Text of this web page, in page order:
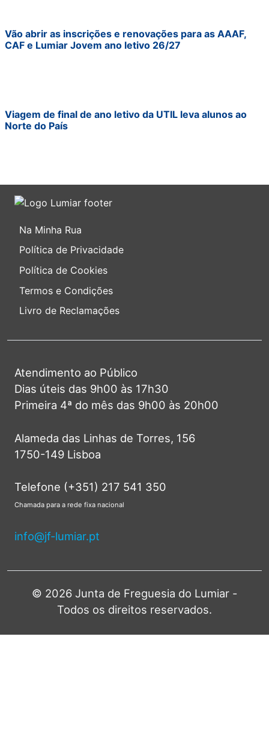
Vão abrir as inscrições e renovações para as AAAF,
CAF e Lumiar Jovem ano letivo 26/27
Viagem de final de ano letivo da UTIL leva alunos ao
Norte do País
Na Minha Rua
Política de Privacidade
Política de Cookies
Termos e Condições
Livro de Reclamações
Atendimento ao Público
Dias úteis das 9h00 às 17h30
Primeira 4ª do mês das 9h00 às 20h00
Alameda das Linhas de Torres, 156
1750-149 Lisboa
Telefone (+351) 217 541 350
Chamada para a rede fixa nacional
info@jf-lumiar.pt
© 2026 Junta de Freguesia do Lumiar -
Todos os direitos reservados.